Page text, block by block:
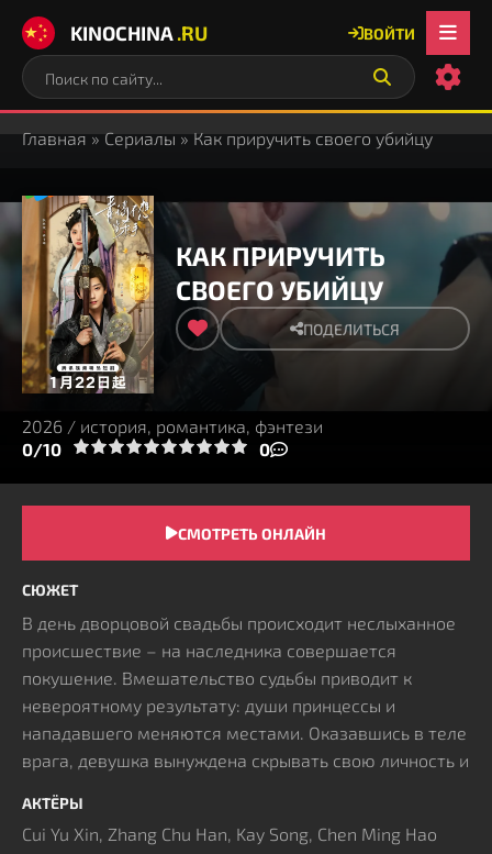
KINOCHINA.RU ВОЙТИ
Главная»Сериалы» Как приручить своего убийцу
КАК ПРИРУЧИТЬ
СВОЕГО УБИЙЦУ
ПОДЕЛИТЬСЯ
2026 / история, романтика, фэнтези
0/10
4 5 6 7 8 9 10 0
СМОТРЕТЬ ОНЛАЙН
СЮЖЕТ
В день дворцовой свадьбы происходит неслыханное
происшествие – на наследника совершается
покушение. Вмешательство судьбы приводит к
невероятному результату: души принцессы и
нападавшего меняются местами. Оказавшись в теле
врага, девушка вынуждена скрывать свою личность и
окружающим заподозрить правду.
Человек, завладевший её обликом, становится новой
АКТЁРЫ
Cui Yu Xin, Zhang Chu Han, Kay Song, Chen Ming Hao